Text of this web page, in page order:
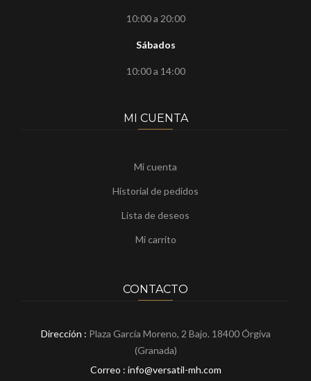
10:00 a 20:00
Sábados
10:00 a 14:00
MI CUENTA
Mi cuenta
Historial de pedidos
Lista de deseos
Mi carrito
CONTACTO
Dirección : Plaza García Moreno, 2 Bajo. 18400 Órgiva
(Granada)
Correo : info@versatil-mh.com